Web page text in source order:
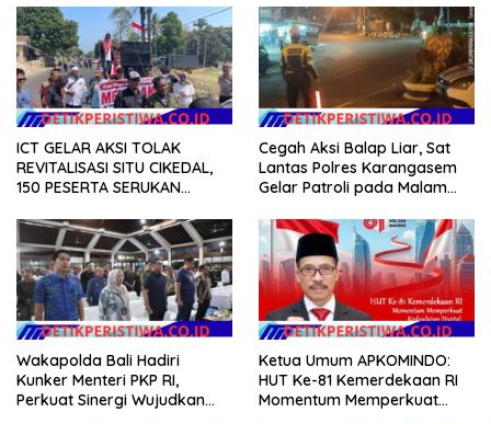
ICT GELAR AKSI TOLAK
REVITALISASI SITU CIKEDAL,
150 PESERTA SERUKAN
Cegah Aksi Balap Liar, Sat
Lantas Polres Karangasem
Gelar Patroli pada Malam
Wakapolda Bali Hadiri
Kunker Menteri PKP RI,
Perkuat Sinergi Wujudkan
Ketua Umum APKOMINDO:
HUT Ke-81 Kemerdekaan RI
Momentum Memperkuat